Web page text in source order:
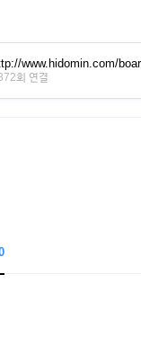
www.hidomin.com/
회 연결